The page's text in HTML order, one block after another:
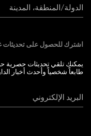
الدولة/المنطقة، المدينة
اشترك للحصول على
يمكنك تلقي تحديثات حصرية
طابعاً شخصياً وأحدث أخبار
البريد الإلكتروني